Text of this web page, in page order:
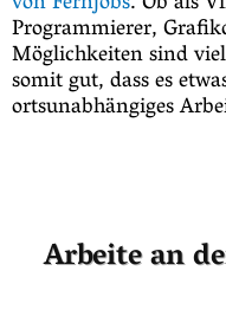
Programmierer,
Möglichkeiten sind
somit gut, dass es
ortsunabhängiges
Arbeite an